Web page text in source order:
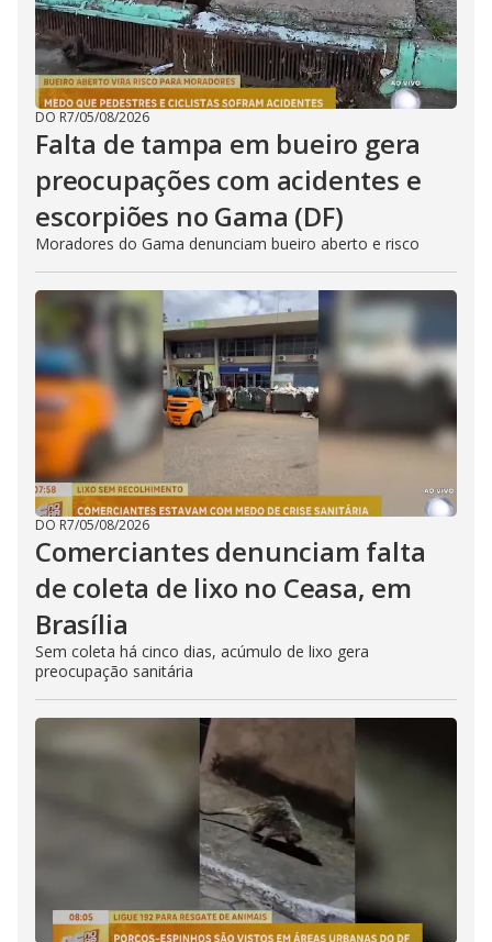
DO R7/05/08/2026
Falta de tampa em bueiro gera
preocupações com acidentes e
escorpiões no Gama (DF)
Moradores do Gama denunciam bueiro aberto e risco
DO R7/05/08/2026
Comerciantes denunciam falta
de coleta de lixo no Ceasa, em
Brasília
Sem coleta há cinco dias, acúmulo de lixo gera
preocupação sanitária